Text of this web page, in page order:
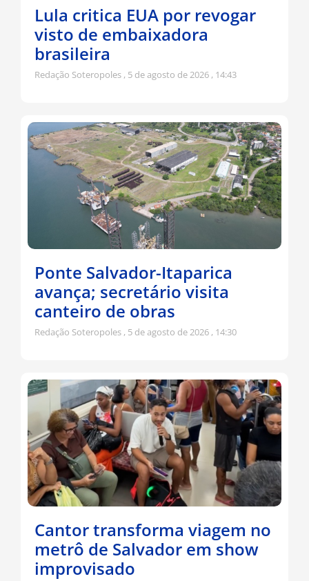
Lula critica EUA por revogar
visto de embaixadora
brasileira
Redação Soteropoles 5 de agosto de 2026 14:43
Ponte Salvador-Itaparica
avança; secretário visita
canteiro de obras
Redação Soteropoles 5 de agosto de 2026 14:30
Cantor transforma viagem no
metrô de Salvador em show
improvisado